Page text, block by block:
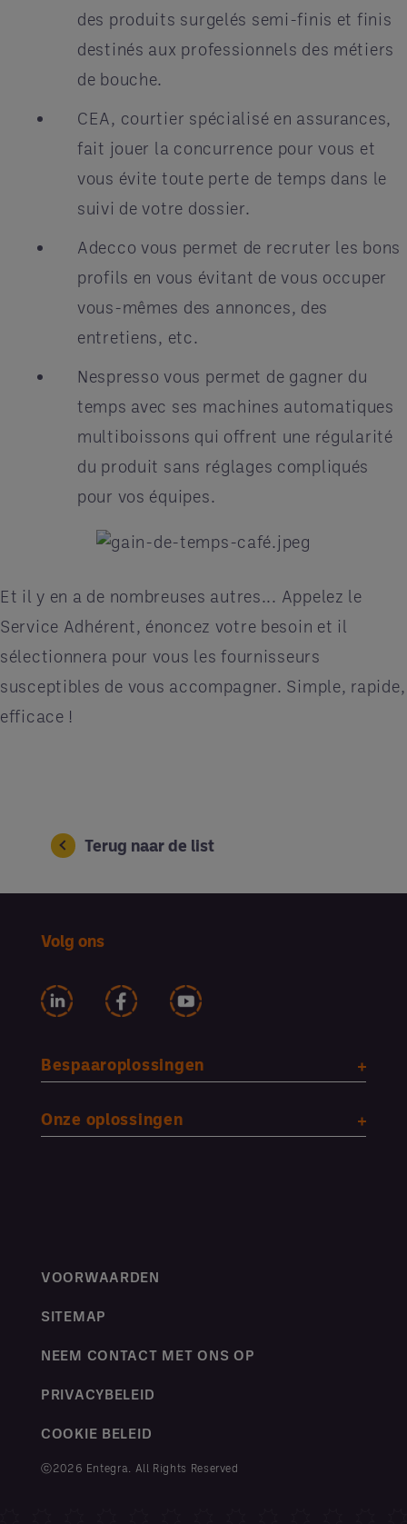
des produits surgelés semi-finis et finis
destinés aux professionnels des métiers
de bouche.
CEA, courtier spécialisé en assurances,
fait jouer la concurrence pour vous et
vous évite toute perte de temps dans le
suivi de votre dossier.
Adecco vous permet de recruter les bons
profils en vous évitant de vous occuper
vous-mêmes des annonces, des
entretiens, etc.
Nespresso vous permet de gagner du
temps avec ses machines automatiques
multiboissons qui offrent une régularité
du produit sans réglages compliqués
pour vos équipes.
Et il y en a de nombreuses autres... Appelez le
Service Adhérent, énoncez votre besoin et il
sélectionnera pour vous les fournisseurs
susceptibles de vous accompagner. Simple, rapide,
efficace !
Terug naar de list
Volg ons
Bespaaroplossingen
Onze oplossingen
VOORWAARDEN
SITEMAP
NEEM CONTACT MET ONS OP
PRIVACYBELEID
COOKIE BELEID
ⓒ2026 Entegra. All Rights Reserved